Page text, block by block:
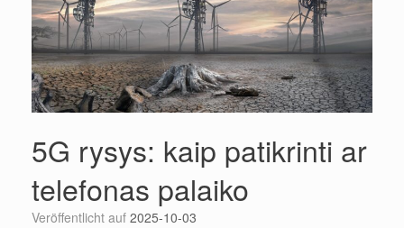
5G rysys: kaip patikrinti ar
telefonas palaiko
Veröffentlicht auf 2025-10-03